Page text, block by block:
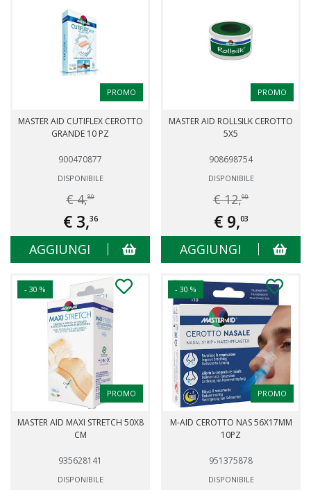
PROMO
MASTER AID CUTIFLEX CEROTTO
GRANDE 10 PZ
900470877
DISPONIBILE
€ 4,80
€ 3,36
AGGIUNGI
PROMO
MASTER AID ROLLSILK CEROTTO
5X5
908698754
DISPONIBILE
€ 12,90
€ 9,03
AGGIUNGI
- 30 %
PROMO
MASTER AID MAXI STRETCH 50X8
CM
935628141
DISPONIBILE
- 30 %
PROMO
M-AID CEROTTO NAS 56X17MM
10PZ
951375878
DISPONIBILE